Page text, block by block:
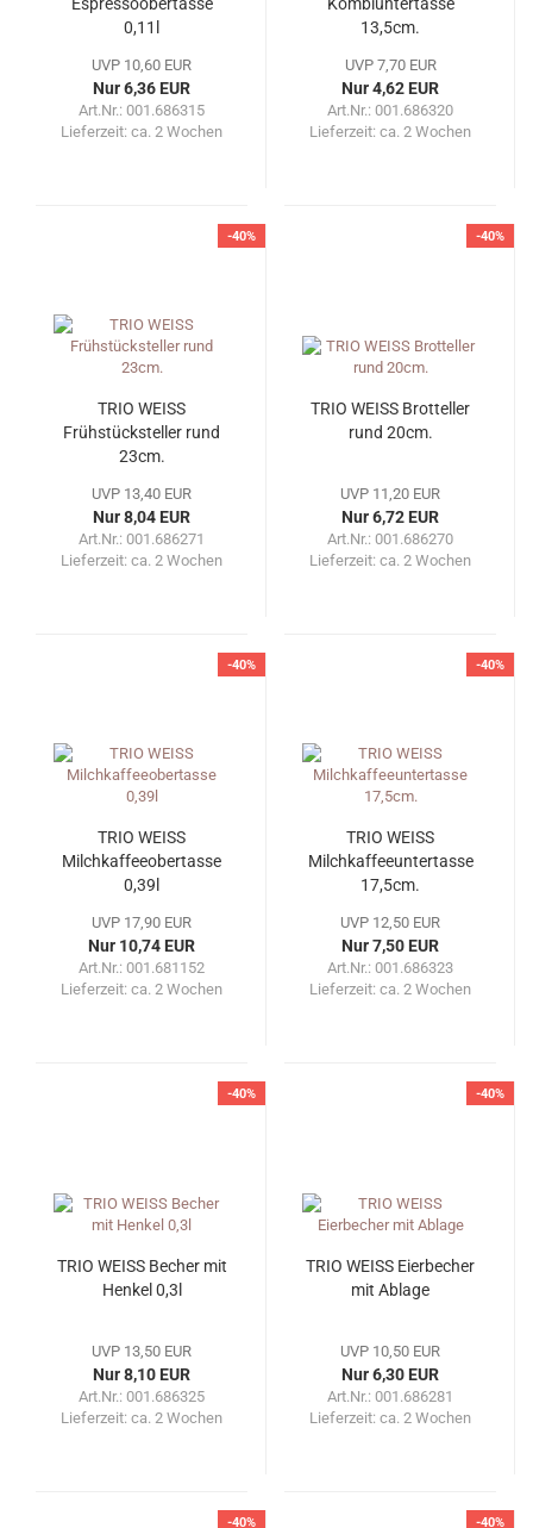
0,11l
UVP 10,60 EUR
Nur 6,36 EUR
Art.Nr.: 001.686315
Lieferzeit: ca. 2 Wochen
13,5cm.
UVP 7,70 EUR
Nur 4,62 EUR
Art.Nr.: 001.686320
Lieferzeit: ca. 2 Wochen
-40%
TRIO WEISS
Frühstücksteller rund
23cm.
UVP 13,40 EUR
Nur 8,04 EUR
Art.Nr.: 001.686271
Lieferzeit: ca. 2 Wochen
-40%
TRIO WEISS Brotteller
rund 20cm.
UVP 11,20 EUR
Nur 6,72 EUR
Art.Nr.: 001.686270
Lieferzeit: ca. 2 Wochen
-40%
TRIO WEISS
Milchkaffeeobertasse
0,39l
UVP 17,90 EUR
Nur 10,74 EUR
Art.Nr.: 001.681152
Lieferzeit: ca. 2 Wochen
-40%
TRIO WEISS
Milchkaffeeuntertasse
17,5cm.
UVP 12,50 EUR
Nur 7,50 EUR
Art.Nr.: 001.686323
Lieferzeit: ca. 2 Wochen
-40%
TRIO WEISS Becher mit
Henkel 0,3l
UVP 13,50 EUR
Nur 8,10 EUR
Art.Nr.: 001.686325
Lieferzeit: ca. 2 Wochen
-40%
TRIO WEISS Eierbecher
mit Ablage
UVP 10,50 EUR
Nur 6,30 EUR
Art.Nr.: 001.686281
Lieferzeit: ca. 2 Wochen
-40% -40%